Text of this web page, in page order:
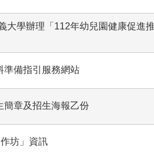
大學辦理「112年幼兒園健康促進
準備指引服務網站
簡章及招生海報乙份
坊」資訊